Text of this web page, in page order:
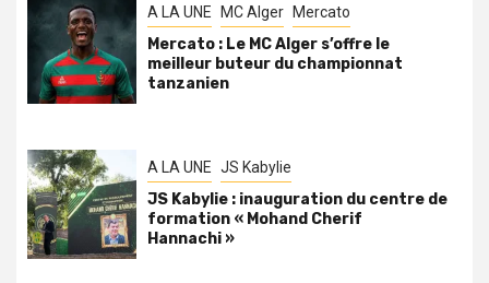
A LA UNE MC Alger Mercato
Mercato : Le MC Alger s’offre le
meilleur buteur du championnat
tanzanien
A LA UNE JS Kabylie
JS Kabylie : inauguration du centre de
formation « Mohand Cherif
Hannachi »